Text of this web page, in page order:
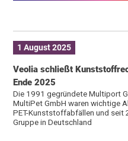
1 August 2025
Veolia schließt
Ende 2025
Die 1991 gegründete Multiport
MultiPet GmbH waren wichtige
PET-Kunststoffabfällen und seit
Gruppe in Deutschland